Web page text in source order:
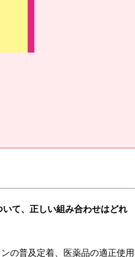
て、正しい組み合わせはどれ
の普及定着、医薬品の適正使用